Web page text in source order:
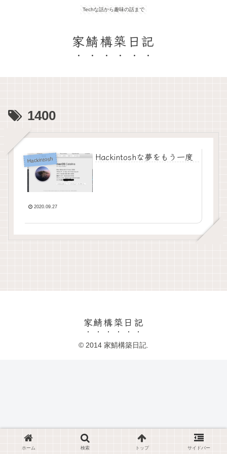
Techな話から趣味の話まで
家鯖構築日記
1400
Hackintosh Hackintoshな夢をもう一度
2020.09.27
家鯖構築日記
© 2014 家鯖構築日記.
ホーム 検索 トップ サイドバー